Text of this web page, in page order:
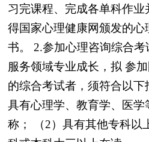
习完课程、完成各单科作
得国家心理健康网颁发的
书。 2.参加心理咨询综合
服务领域专业成长，拟参
的综合考试者，须符合以下
具有心理学、教育学、医
称；
（2）具有其他专科以